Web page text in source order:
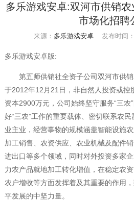
多乐游戏安卓:双河市供销
市场化招聘
来源： 多乐游戏安卓 发布时间：
多乐游戏安卓版:
第五师供销社全资子公司双河市供销
于2012年12月21日，非自然人投资或控
资本2900万元，公司始终坚守服务“三
好“三农”工作的重要载体、密切联系农
业主业，经营事物的规模涵盖智能设施
加工销售、农资供应、农业机械及配件
进出口等多个领域，同时对外投资多家
力农产品就地加工转化增值，在稳定农
农户增收等方面发挥着及其重要的作用
平发展的中坚力量。